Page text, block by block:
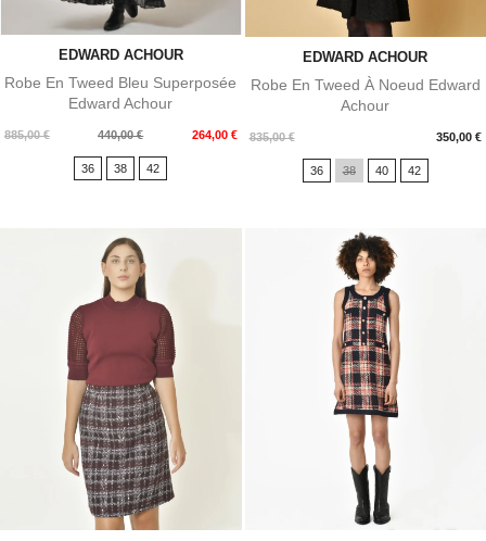
EDWARD ACHOUR
Robe En Tweed Bleu Superposée
Edward Achour
885,00 €
Prix
440,00 € 264,00 €
Prix
36 38 42
EDWARD ACHOUR
Robe En Tweed À Noeud Edward
Achour
835,00 € 350,00 €
Prix
36 38 40 42